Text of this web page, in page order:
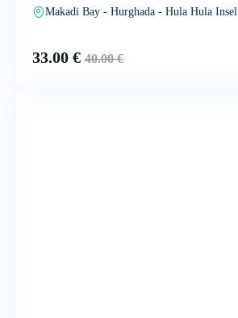
Makadi Bay - Hurghada - Hula Hula Insel
33.00 € 40.00€